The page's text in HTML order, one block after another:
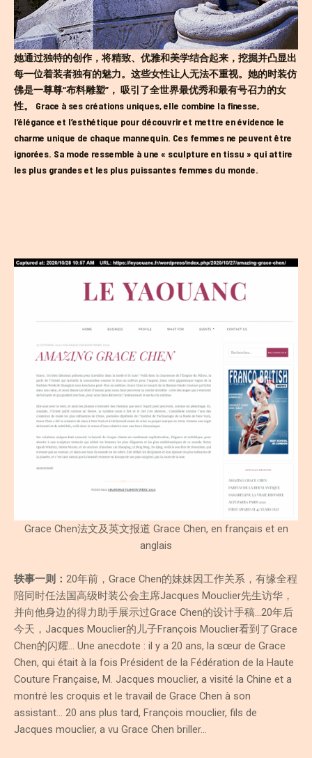
她通过独特的创作，将精致、优雅和美学结合起来，挖掘并凸显出
每一位着装者独有的魅力。这些女性让人无法不重视。她的时装仿
佛是一尊尊“布料雕塑”， 吸引了全世界最优秀和最有号召力的女
性。 Grace à ses créations uniques, elle combine la finesse,
l’élégance et l’esthétique pour découvrir et mettre en évidence le
charme unique de chaque mannequin. Ces femmes ne peuvent être
ignorées. Sa mode ressemble à une « sculpture en tissu » qui attire
les plus grandes et les plus puissantes femmes du monde.
Grace Chen法文及英文报道 Grace Chen, en français et en
anglais
轶事一则： 20年前，Grace Chen的妹妹因工作关系，有缘全程
陪同时任法国高级时装公会主席Jacques Mouclier先生访华，
并向他身边的得力助手展示过Grace Chen的设计手稿…20年后
今天，Jacques Mouclier的儿子François Mouclier看到了Grace
Chen的闪耀… Une anecdote : il y a 20 ans, la sœur de Grace
Chen, qui était à la fois Président de la Fédération de la Haute
Couture Française, M. Jacques mouclier, a visité la Chine et a
montré les croquis et le travail de Grace Chen à son
assistant… 20 ans plus tard, François mouclier, fils de
Jacques mouclier, a vu Grace Chen briller…